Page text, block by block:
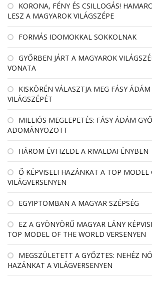
KORONA, FÉNY ÉS CSILLOGÁS!
LESZ A MAGYAROK VILÁGSZÉPE
FORMÁS IDOMOKKAL SOKKOLNAK
GYŐRBEN JÁRT A MAGYAROK
VONATA
KISKÖRÉN VÁLASZTJA MEG FÁSY
VILÁGSZÉPÉT
MILLIÓS MEGLEPETÉS: FÁSY ÁDÁM
ADOMÁNYOZOTT
HÁROM ÉVTIZEDE A RIVALDAFÉNYBEN
Ő KÉPVISELI HAZÁNKAT A TOP MODEL
VILÁGVERSENYEN
EGYIPTOMBAN A MAGYAR SZÉPSÉG
EZ A GYÖNYÖRŰ MAGYAR LÁNY
TOP MODEL OF THE WORLD VERSENYEN
MEGSZÜLETETT A GYŐZTES: NEHÉZ
HAZÁNKAT A VILÁGVERSENYEN